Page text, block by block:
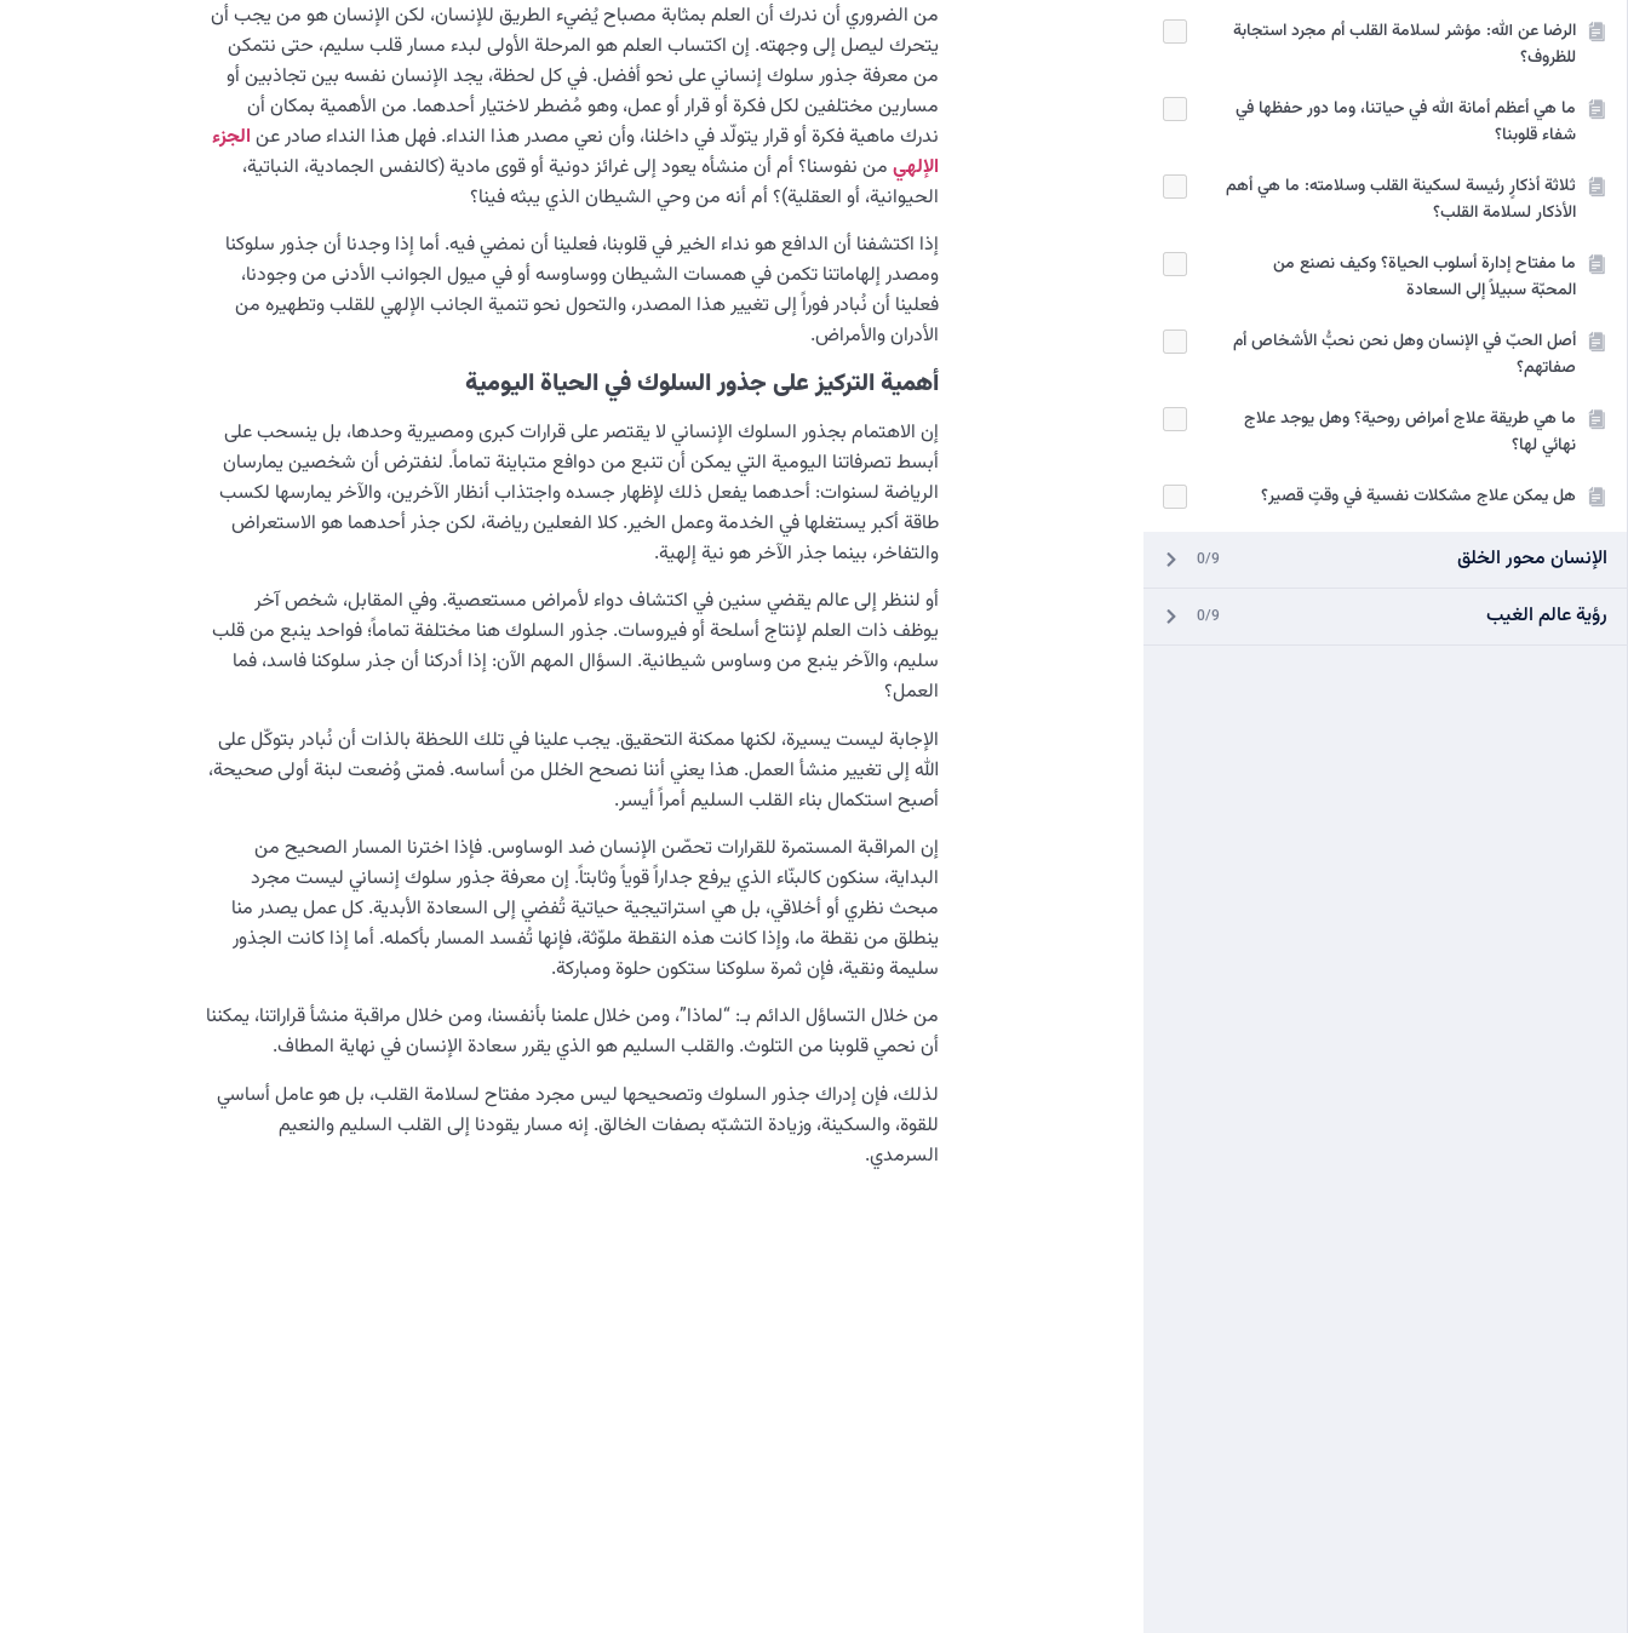
الرضا عن الله: مؤشر لسلامة القلب أم مجرد استجابة
للظروف؟
ما هي أعظم أمانة الله في حياتنا، وما دور حفظها في
شفاء قلوبنا؟
ثلاثة أذكارٍ رئيسة لسکینة القلب وسلامته: ما هي أهم
الأذكار لسلامة القلب؟
ما مفتاح إدارة أسلوب الحياة؟ وكيف نصنع من
المحبّة سبيلاً إلى السعادة
أصل الحبّ في الإنسان وهل نحن نحبُّ الأشخاص أم
صفاتهم؟
ما هي طريقة علاج أمراض روحية؟ وهل يوجد علاج
نهائي لها؟
هل يمكن علاج مشكلات نفسية في وقتٍ قصير؟
الإنسان محور الخلق 0/9
رؤية عالم الغيب 0/9
من الضروري أن ندرك أن العلم بمثابة مصباح يُضيء الطريق للإنسان، لكن الإنسان هو من يجب أن
يتحرك ليصل إلى وجهته. إن اكتساب العلم هو المرحلة الأولى لبدء مسار قلب سليم، حتى نتمكن
من معرفة جذور سلوك إنساني على نحو أفضل. في كل لحظة، يجد الإنسان نفسه بين تجاذبين أو
مسارين مختلفين لكل فكرة أو قرار أو عمل، وهو مُضطر لاختيار أحدهما. من الأهمية بمكان أن
ندرك ماهية فكرة أو قرار يتولّد في داخلنا، وأن نعي مصدر هذا النداء. فهل هذا النداء صادر عن الجزء
الإلهي من نفوسنا؟ أم أن منشأه يعود إلى غرائز دونية أو قوى مادية (كالنفس الجمادية، النباتية،
الحيوانية، أو العقلية)؟ أم أنه من وحي الشيطان الذي يبثه فينا؟
إذا اكتشفنا أن الدافع هو نداء الخير في قلوبنا، فعلينا أن نمضي فيه. أما إذا وجدنا أن جذور سلوكنا
ومصدر إلهاماتنا تكمن في همسات الشيطان ووساوسه أو في ميول الجوانب الأدنى من وجودنا،
فعلينا أن نُبادر فوراً إلى تغيير هذا المصدر، والتحول نحو تنمية الجانب الإلهي للقلب وتطهيره من
الأدران والأمراض.
أهمية التركيز على جذور السلوك في الحياة اليومية
إن الاهتمام بجذور السلوك الإنساني لا يقتصر على قرارات كبرى ومصيرية وحدها، بل ينسحب على
أبسط تصرفاتنا اليومية التي يمكن أن تنبع من دوافع متباينة تماماً. لنفترض أن شخصين يمارسان
الرياضة لسنوات: أحدهما يفعل ذلك لإظهار جسده واجتذاب أنظار الآخرين، والآخر يمارسها لكسب
طاقة أكبر يستغلها في الخدمة وعمل الخير. كلا الفعلين رياضة، لكن جذر أحدهما هو الاستعراض
والتفاخر، بينما جذر الآخر هو نية إلهية.
أو لننظر إلى عالم يقضي سنين في اكتشاف دواء لأمراض مستعصية. وفي المقابل، شخص آخر
يوظف ذات العلم لإنتاج أسلحة أو فيروسات. جذور السلوك هنا مختلفة تماماً؛ فواحد ينبع من قلب
سليم، والآخر ينبع من وساوس شيطانية. السؤال المهم الآن: إذا أدركنا أن جذر سلوكنا فاسد، فما
العمل؟
الإجابة ليست يسيرة، لكنها ممكنة التحقيق. يجب علينا في تلك اللحظة بالذات أن نُبادر بتوكّل على
الله إلى تغيير منشأ العمل. هذا يعني أننا نصحح الخلل من أساسه. فمتى وُضعت لبنة أولى صحيحة،
أصبح استكمال بناء القلب السليم أمراً أيسر.
إن المراقبة المستمرة للقرارات تحصّن الإنسان ضد الوساوس. فإذا اخترنا المسار الصحيح من
البداية، سنكون كالبنّاء الذي يرفع جداراً قوياً وثابتاً. إن معرفة جذور سلوك إنساني ليست مجرد
مبحث نظري أو أخلاقي، بل هي استراتيجية حياتية تُفضي إلى السعادة الأبدية. كل عمل يصدر منا
ينطلق من نقطة ما، وإذا كانت هذه النقطة ملوّثة، فإنها تُفسد المسار بأكمله. أما إذا كانت الجذور
سليمة ونقية، فإن ثمرة سلوكنا ستكون حلوة ومباركة.
من خلال التساؤل الدائم بـ: “لماذا”، ومن خلال علمنا بأنفسنا، ومن خلال مراقبة منشأ قراراتنا، يمكننا
أن نحمي قلوبنا من التلوث. والقلب السليم هو الذي يقرر سعادة الإنسان في نهاية المطاف.
لذلك، فإن إدراك جذور السلوك وتصحيحها ليس مجرد مفتاح لسلامة القلب، بل هو عامل أساسي
للقوة، والسكينة، وزيادة التشبّه بصفات الخالق. إنه مسار يقودنا إلى القلب السليم والنعيم
السرمدي.